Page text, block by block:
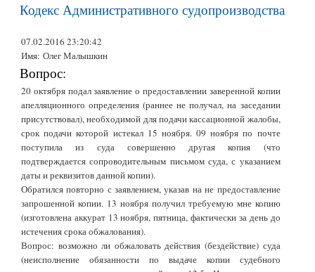
Кодекс Административного судопроизводства
07.02.2016 23:20:42
Имя: Олег Малышкин
Вопрос:
20 октября подал заявление о предоставлении заверенной копии
апелляционного определения (раннее не получал, на заседании
присутствовал), необходимой для подачи кассационной жалобы,
срок подачи которой истекал 15 ноября. 09 ноября по почте
поступила из суда совершенно другая копия (что
подтверждается сопроводительным письмом суда, с указанием
даты и реквизитов данной копии).
Обратился повторно с заявлением, указав на не предоставление
запрошенной копии. 13 ноября получил требуемую мне копию
(изготовлена аккурат 13 ноября, пятница, фактически за день до
истечения срока обжалования).
Вопрос: возможно ли обжаловать действия (бездействие) суда
(неисполнение обязанности по выдаче копии судебного